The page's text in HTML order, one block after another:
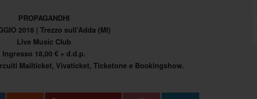
PROPAGANDHI
2018 | Trezzo sull’Adda (MI)
Live Music Club
Ingresso 18,00 € + d.d.p.
Mailticket, Vivaticket, Ticketone e Bookingshow.